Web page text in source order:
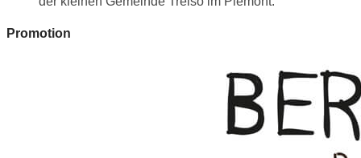
Promotion